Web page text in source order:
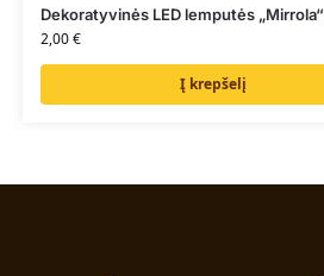
Dekoratyvinės LED lemputės „Mirrola“
2,00€
Į krepšelį